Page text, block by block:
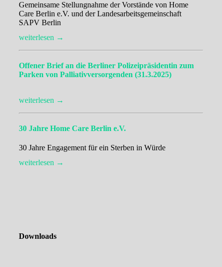
Gemeinsame Stellungnahme der Vorstände von Home
Care Berlin e.V. und der Landesarbeitsgemeinschaft
SAPV Berlin
weiterlesen →
Offener Brief an die Berliner Polizeipräsidentin zum
Parken von Palliativversorgenden (31.3.2025)
weiterlesen →
30 Jahre Home Care Berlin e.V.
30 Jahre Engagement für ein Sterben in Würde
weiterlesen →
Downloads